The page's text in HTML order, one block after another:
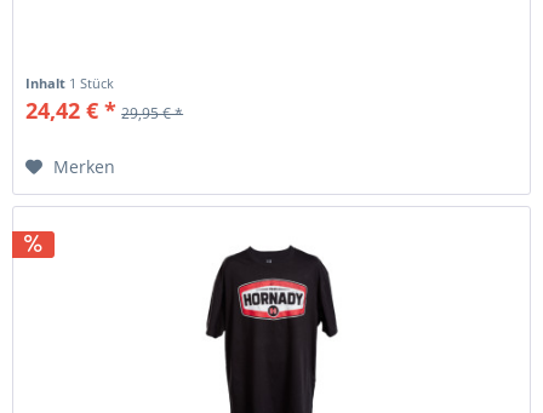
Inhalt 1 Stück
24,42 € * 29,95 € *
Merken